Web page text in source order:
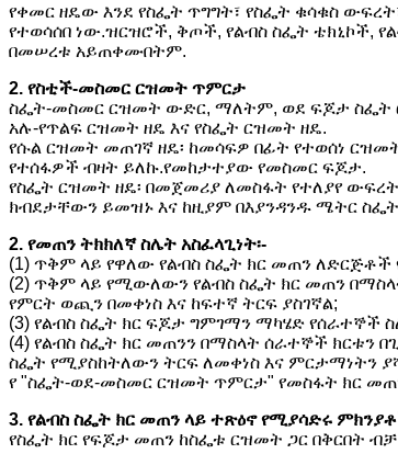
የቀመር ዘዴው እንደ የስፌት ጥግግት፣ የስፌት ቁሳቁስ
የተወሳሰበ ነው.ዝርዝሮች, ቅጦች, የልብስ ስፌት ቴክኒኮች,
በመሠረቱ አይጠቀሙበትም.
2. የስቲች-መስመር ርዝመት ጥምርታ
ስፌት-መስመር ርዝመት ውድር, ማለትም, ወደ ፍጆታ ስፌት
አሉ-የጥልፍ ርዝመት ዘዴ እና የስፌት ርዝመት ዘዴ.
የሱል ርዝመት መጠገኛ ዘዴ፡ ከመሳፍዎ በፊት የተወሰነ
የተሰፋዎች ብዛት ይለኩ.የመከታተያው የመስመር ፍጆታ.
የስፌት ርዝመት ዘዴ፡ በመጀመሪያ ለመስፋት የተለያየ
ክብደታቸውን ይመዝኑ እና ከዚያም በእያንዳንዱ ሜትር
2. የመጠን ትክክለኛ ስሌት አስፈላጊነት፡-
(1) ጥቅም ላይ የዋለው የልብስ ስፌት ክር መጠን ለድርጅቶች
(2) ጥቅም ላይ የሚውለውን የልብስ ስፌት ክር መጠን
የምርት ወጪን በመቀነስ እና ከፍተኛ ትርፍ ያስገኛል;
(3) የልብስ ስፌት ክር ፍጆታ ግምገማን ማካሄድ የሰራተኞች
(4) የልብስ ስፌት ክር መጠንን በማስላት ሰራተኞች
ስፌት የሚያስከትለውን ትርፍ ለመቀነስ እና ምርታማነትን
የ "ስፌት-ወደ-መስመር ርዝመት ጥምርታ" የመስፋት ክር
3. የልብስ ስፌት ክር መጠን ላይ ተጽዕኖ የሚያሳድሩ
የስፌት ክር የፍጆታ መጠን ከስፌቱ ርዝመት ጋር በቅርበት